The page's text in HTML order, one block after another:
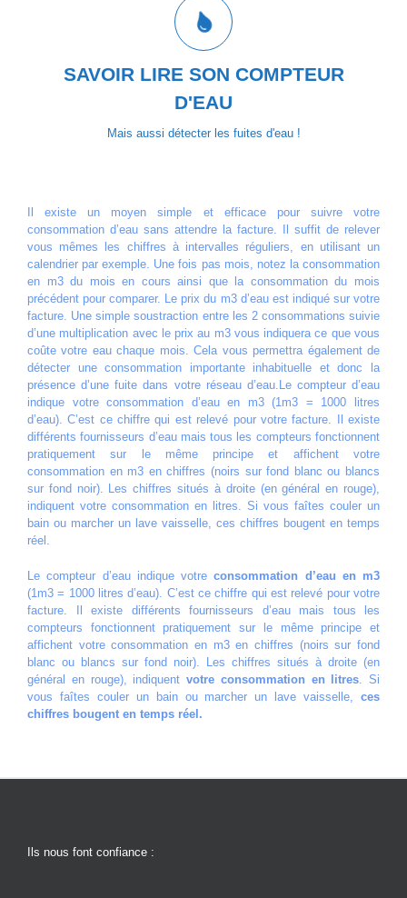
SAVOIR LIRE SON COMPTEUR
D'EAU
Mais aussi détecter les fuites d'eau !
UN SIMPLE CALCUL POUR ESTIMER SA
CONSOMMATION
Il existe un moyen simple et efficace pour suivre votre
Il existe un moyen simple et efficace pour suivre votre
consommation d’eau sans attendre la facture. Il suffit de relever
vous mêmes les chiffres à intervalles réguliers, en utilisant un
calendrier par exemple. Une fois pas mois, notez la consommation
en m3 du mois en cours ainsi que la consommation du mois
précédent pour comparer. Le prix du m3 d’eau est indiqué sur votre
facture. Une simple soustraction entre les 2 consommations suivie
d’une multiplication avec le prix au m3 vous indiquera ce que vous
coûte votre eau chaque mois. Cela vous permettra également de
détecter une consommation importante inhabituelle et donc la
présence d’une fuite dans votre réseau d’eau.Le compteur d’eau
indique votre consommation d’eau en m3 (1m3 = 1000 litres
d’eau). C’est ce chiffre qui est relevé pour votre facture. Il existe
différents fournisseurs d’eau mais tous les compteurs fonctionnent
pratiquement sur le même principe et affichent votre
consommation en m3 en chiffres (noirs sur fond blanc ou blancs
sur fond noir). Les chiffres situés à droite (en général en rouge),
indiquent votre consommation en litres. Si vous faîtes couler un
bain ou marcher un lave vaisselle, ces chiffres bougent en temps
réel.
Le compteur d’eau indique votreconsommation d’eau en m3
(1m3 = 1000 litres d’eau). C’est ce chiffre qui est relevé pour votre
facture. Il existe différents fournisseurs d’eau mais tous les
compteurs fonctionnent pratiquement sur le même principe et
affichent votre consommation en m3 en chiffres (noirs sur fond
blanc ou blancs sur fond noir). Les chiffres situés à droite (en
général en rouge), indiquent votre consommation en litres. Si
vous faîtes couler un bain ou marcher un lave vaisselle, ces
chiffres bougent en temps réel.
Ils nous font confiance :